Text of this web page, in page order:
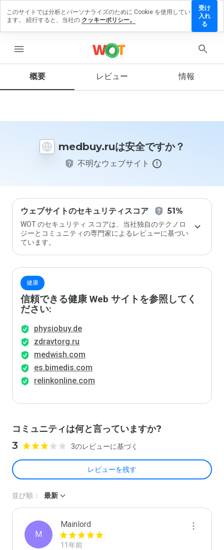
menu
概要 レビュー 情報
medbuy.ruは安全ですか？
不明なウェブサイト
ウェブサイトのセキュリティスコア 51%
WOT のセキュリティ スコアは、当社独自のテクノロ
ジーとコミュニティの専門家によるレビューに基づい
ています。
健康
信頼できる健康 Web サイトを参照してく
ださい:
physiobuy.de
zdravtorg.ru
medwish.com
es.bimedis.com
relinkonline.com
コミュニティは何と言っていますか?
3 3のレビューに基づく
レビューを残す
ビュ
残す
この
イト
価し
ます
か？
並び順： 最新
M
Mainlord
11年前
このサイトでは分析とパーソナライズのために Cookie を使用してい
ます。 続行すると、当社の クッキーポリシー。
受け
入れ
る